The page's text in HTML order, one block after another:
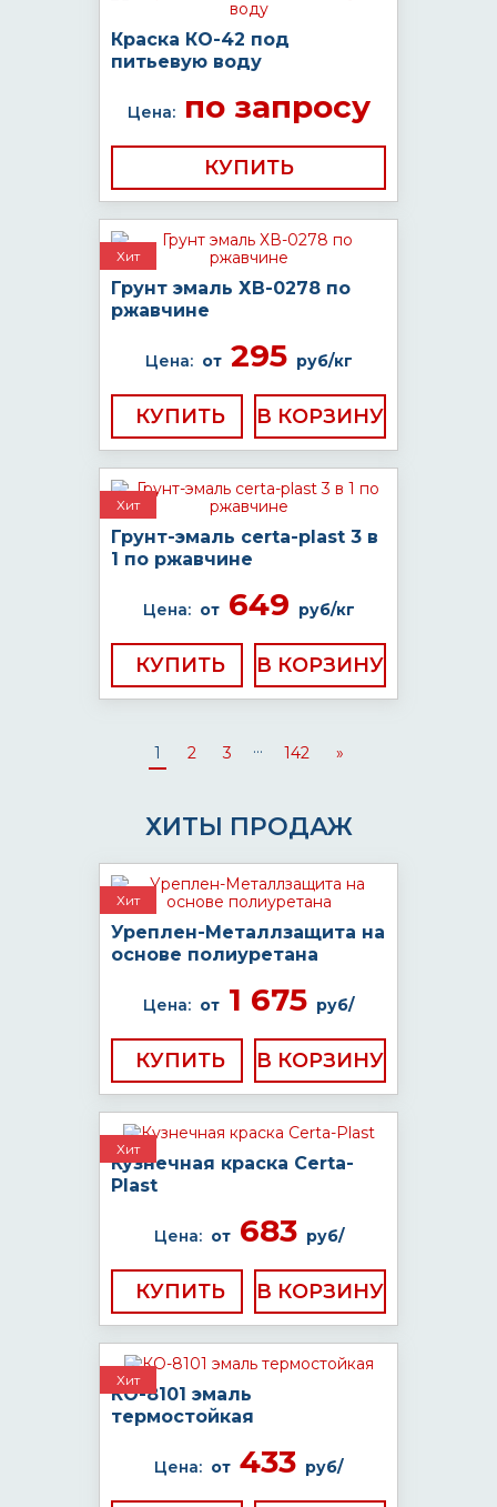
Краска КО-42 под
питьевую воду
Цена:по запросу
КУПИТЬ
Хит
Грунт эмаль ХВ-0278 по
ржавчине
Цена: от295 руб/кг
КУПИТЬ
Хит
Грунт-эмаль certa-plast 3 в
1 по ржавчине
Цена: от649 руб/кг
КУПИТЬ
1 2 3 ... 142 »
ХИТЫ ПРОДАЖ
Хит
Уреплен-Металлзащита на
основе полиуретана
Цена: от 1 675 руб/
КУПИТЬ
Хит
Кузнечная краска Certa-
Plast
Цена: от683 руб/
КУПИТЬ
Хит
КО-8101 эмаль
термостойкая
Цена: от 433 руб/